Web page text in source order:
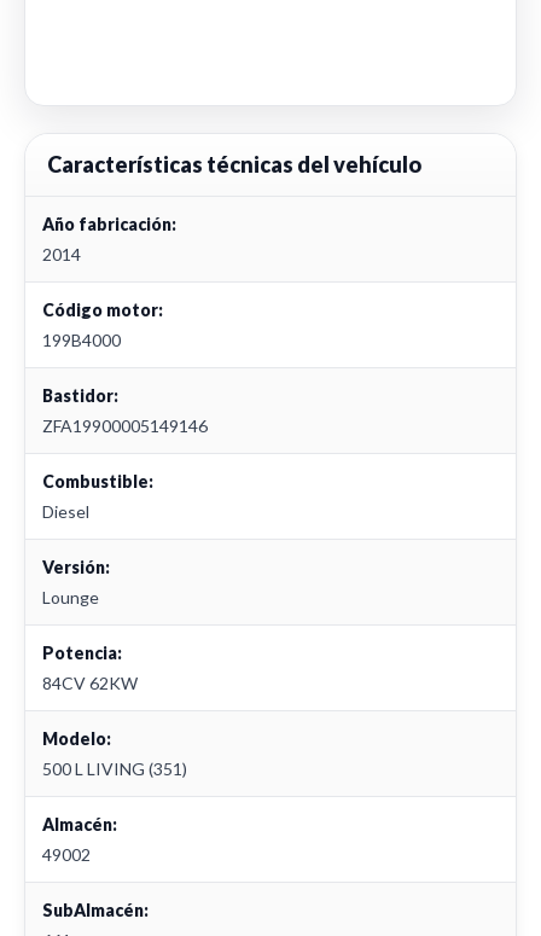
Características técnicas del vehículo
Año fabricación:
2014
Código motor:
199B4000
Bastidor:
ZFA19900005149146
Combustible:
Diesel
Versión:
Lounge
Potencia:
84CV 62KW
Modelo:
500 L LIVING (351)
Almacén:
49002
SubAlmacén: